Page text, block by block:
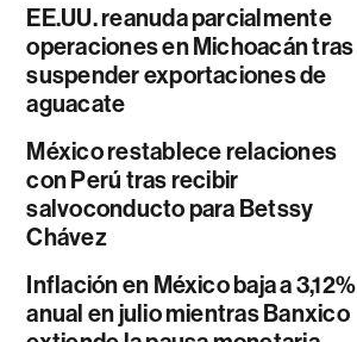
EE.UU. reanuda parcialmente
operaciones en Michoacán tras
suspender exportaciones de
aguacate
México restablece relaciones
con Perú tras recibir
salvoconducto para Betssy
Chávez
Inflación en México baja a 3,12%
anual en julio mientras Banxico